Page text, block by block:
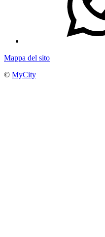
Mappa del sito
© MyCity